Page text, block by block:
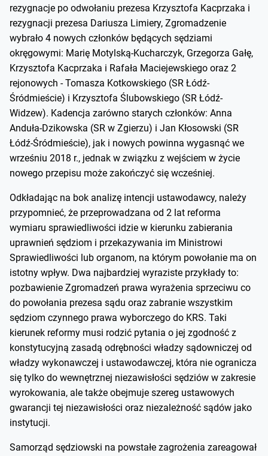
rezygnacje po odwołaniu prezesa Krzysztofa Kacprzaka i
rezygnacji prezesa Dariusza Limiery, Zgromadzenie
wybrało 4 nowych członków będących sędziami
okręgowymi: Marię Motylską-Kucharczyk, Grzegorza Gałę,
Krzysztofa Kacprzaka i Rafała Maciejewskiego oraz 2
rejonowych - Tomasza Kotkowskiego (SR Łódź-
Śródmieście) i Krzysztofa Ślubowskiego (SR Łódź-
Widzew). Kadencja zarówno starych członków: Anna
Anduła-Dzikowska (SR w Zgierzu) i Jan Kłosowski (SR
Łódź-Śródmieście), jak i nowych powinna wygasnąć we
wrześniu 2018 r., jednak w związku z wejściem w życie
nowego przepisu może zakończyć się wcześniej.
Odkładając na bok analizę intencji ustawodawcy, należy
przypomnieć, że przeprowadzana od 2 lat reforma
wymiaru sprawiedliwości idzie w kierunku zabierania
uprawnień sędziom i przekazywania im Ministrowi
Sprawiedliwości lub organom, na którym powołanie ma on
istotny wpływ. Dwa najbardziej wyraziste przykłady to:
pozbawienie Zgromadzeń prawa wyrażenia sprzeciwu co
do powołania prezesa sądu oraz zabranie wszystkim
sędziom czynnego prawa wyborczego do KRS. Taki
kierunek reformy musi rodzić pytania o jej zgodność z
konstytucyjną zasadą odrębności władzy sądowniczej od
władzy wykonawczej i ustawodawczej, która nie ogranicza
się tylko do wewnętrznej niezawisłości sędziów w zakresie
wyrokowania, ale także obejmuje szereg ustawowych
gwarancji tej niezawisłości oraz niezależność sądów jako
instytucji.
Samorząd sędziowski na powstałe zagrożenia zareagował